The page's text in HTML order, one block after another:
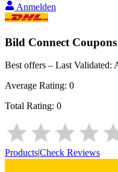
Anmelden
Bild Connect
Best offers – Last Validated:
Average Rating: 0
Total Rating: 0
Products|Check Reviews